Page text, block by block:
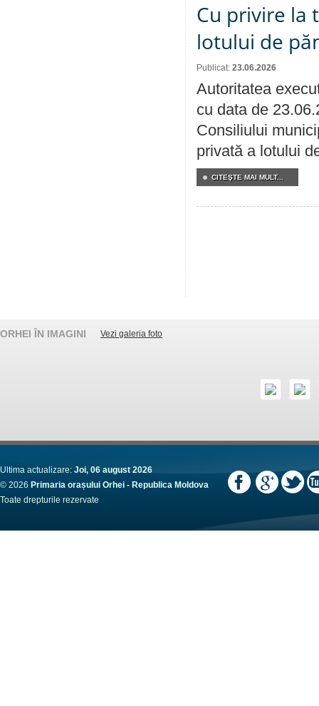
Cu privire la
lotului de
Publicat: 23.06.2026
Autoritatea
cu data de
Consiliului
privată a lotului
CITEŞTE MAI MULT...
ORHEI ÎN IMAGINI Vezi galeria foto
Ultima actualizare: Joi, 06 august 2026
© 2026 Primaria orașului Orhei - Republica Moldova
Toate drepturile rezervate